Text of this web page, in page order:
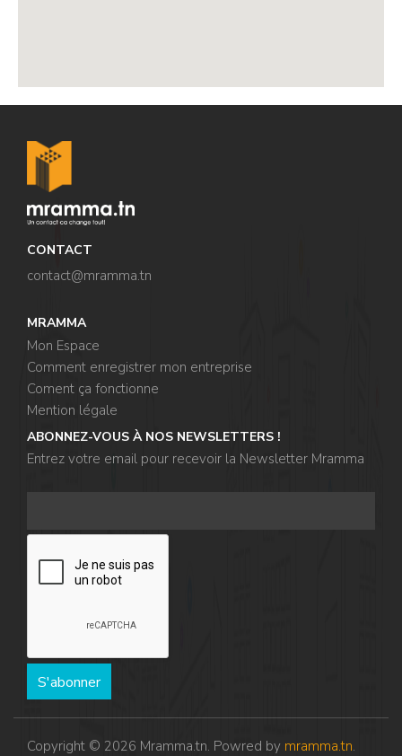
CONTACT
contact@mramma.tn
MRAMMA
Mon Espace
Comment enregistrer mon entreprise
Coment ça fonctionne
Mention légale
ABONNEZ-VOUS À NOS NEWSLETTERS !
Entrez votre email pour recevoir la Newsletter Mramma
S'abonner
Copyright © 2026 Mramma.tn. Powred by mramma.tn.